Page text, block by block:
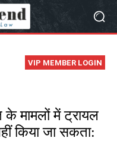
VIP MEMBER LOGIN
मामलों में ट्रायल
किया जा सकता: